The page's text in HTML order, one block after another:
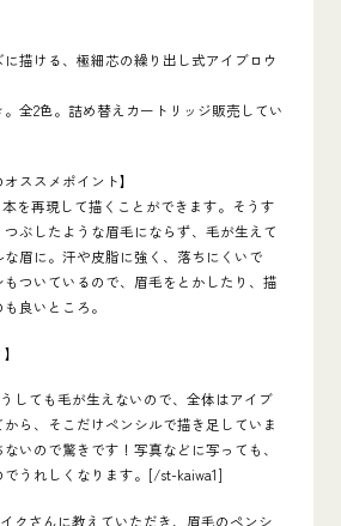
描ける、極細芯の繰り出し式アイブロウ
全2色。詰め替えカートリッジ販売してい
ススメポイント】
を再現して描くことができます。そうす
ぶしたような眉毛にならず、毛が生えて
眉に。汗や皮脂に強く、落ちにくいで
ついているので、眉毛をとかしたり、描
良いところ。
しても毛が生えないので、全体はアイブ
ら、そこだけペンシルで描き足していま
いので驚きです！写真などに写っても、
うれしくなります。[/st-kaiwa1]
クさんに教えていただき、眉毛のペンシ